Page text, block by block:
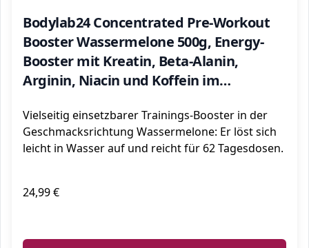
Bodylab24 Concentrated Pre-Workout
Booster Wassermelone 500g, Energy-
Booster mit Kreatin, Beta-Alanin,
Arginin, Niacin und Koffein im
und Energie im Training
Vielseitig einsetzbarer Trainings-Booster in der
Geschmacksrichtung Wassermelone: Er löst sich
leicht in Wasser auf und reicht für 62 Tagesdosen.
24,99 €